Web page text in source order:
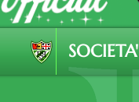
SOCIETA'